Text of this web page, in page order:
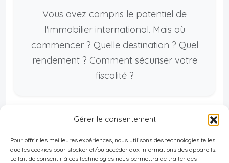
Gérer le consentement
Pour offrir les meilleures expériences, nous utilisons des technologies telles
que les cookies pour stocker et/ou accéder aux informations des appareils.
Le fait de consentir à ces technologies nous permettra de traiter des
Vous avez compris le potentiel de
l'immobilier international. Mais où
commencer ? Quelle destination ? Quel
rendement ? Comment sécuriser votre
fiscalité ?
Lors de notre consultation gratuite de 1
heure, vous aurez :